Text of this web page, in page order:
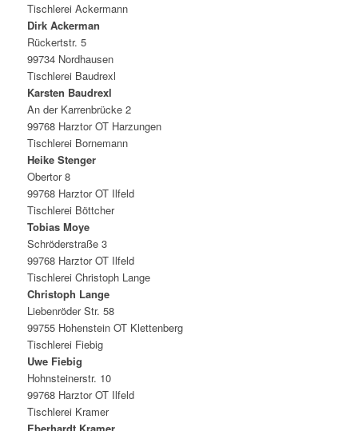
Tischlerei Ackermann
Dirk Ackerman
Rückertstr. 5
99734 Nordhausen
Tischlerei Baudrexl
Karsten Baudrexl
An der Karrenbrücke 2
99768 Harztor OT Harzungen
Tischlerei Bornemann
Heike Stenger
Obertor 8
99768 Harztor OT Ilfeld
Tischlerei Böttcher
Tobias Moye
Schröderstraße 3
99768 Harztor OT Ilfeld
Tischlerei Christoph Lange
Christoph Lange
Liebenröder Str. 58
99755 Hohenstein OT Klettenberg
Tischlerei Fiebig
Uwe Fiebig
Hohnsteinerstr. 10
99768 Harztor OT Ilfeld
Tischlerei Kramer